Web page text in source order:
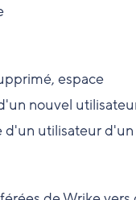
espace
nouvel
d'un utilisateur d'un